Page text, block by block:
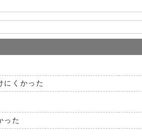
にくかった
った